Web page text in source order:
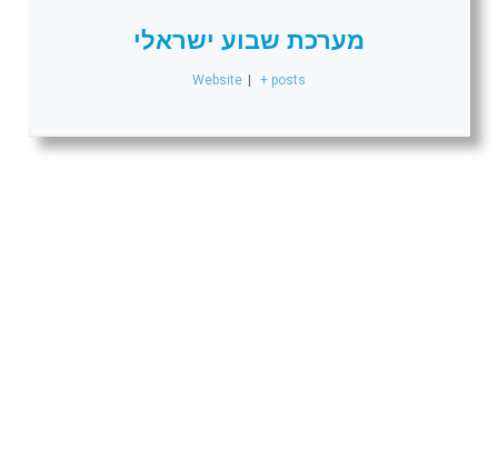
מערכת שבוע ישראלי
Website | + posts